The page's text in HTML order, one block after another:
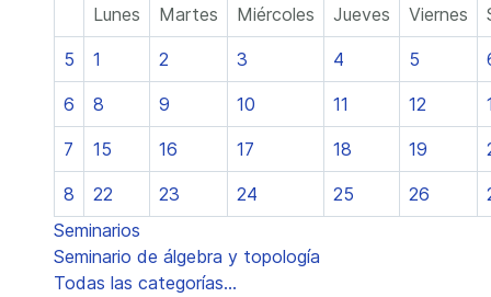
Lunes
Martes Miércoles Jueves Viernes
5 1 2 3 4 5
6 8 9 10 11 12
7 15 16 17 18 19
8 22 23 24 25 26
Seminarios
Seminario de álgebra y topología
Todas las categorías...